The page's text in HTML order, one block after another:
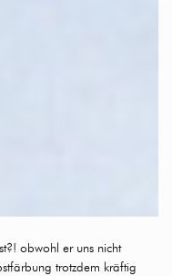
obwohl er uns nicht
trotzdem kräftig